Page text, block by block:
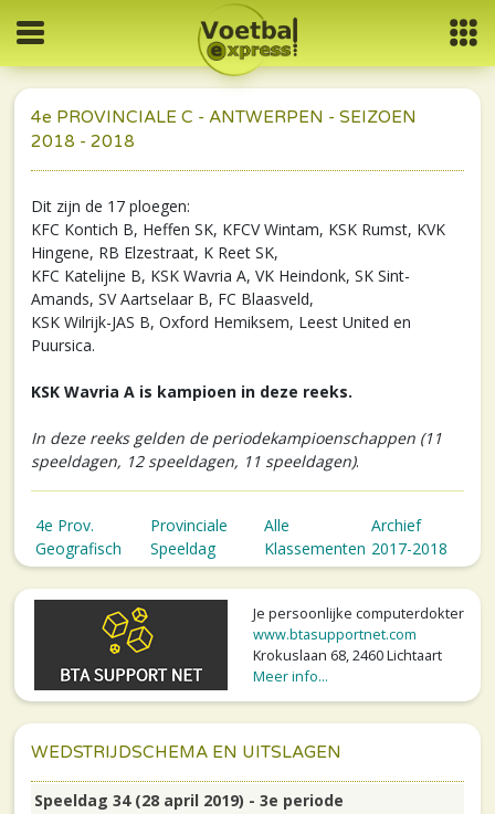
4e PROVINCIALE C - ANTWERPEN - SEIZOEN
2018 - 2018
Dit zijn de 17 ploegen:
KFC Kontich B, Heffen SK, KFCV Wintam, KSK Rumst, KVK
Hingene, RB Elzestraat, K Reet SK,
KFC Katelijne B, KSK Wavria A, VK Heindonk, SK Sint-
Amands, SV Aartselaar B, FC Blaasveld,
KSK Wilrijk-JAS B, Oxford Hemiksem, Leest United en
Puursica.
KSK Wavria A is kampioen in deze reeks.
In deze reeks gelden de periodekampioenschappen (11
speeldagen, 12 speeldagen, 11 speeldagen).
4e Prov.
Geografisch
Provinciale
Speeldag
Alle
Klassementen
Archief
2017-2018
Je persoonlijke computerdokter
www.btasupportnet.com
Krokuslaan 68, 2460 Lichtaart
Meer info...
WEDSTRIJDSCHEMA EN UITSLAGEN
Speeldag 34 (28 april 2019) - 3e periode